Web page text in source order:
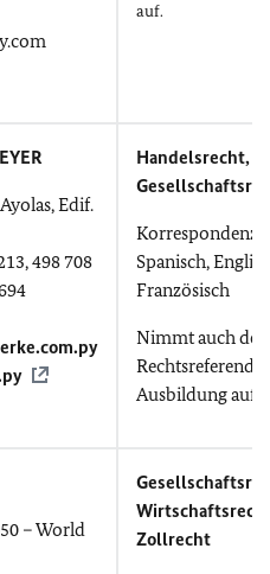
auf.
Edif.
498 708
Handelsrecht,
Korrespondenz
Spanisch,
Französisch
Nimmt auch
Ausbildung auf.
– World
Zollrecht